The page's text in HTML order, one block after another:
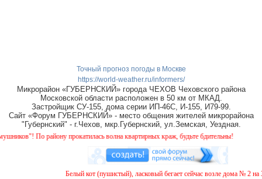
Точный прогноз погоды в Москве
https://world-weather.ru/informers/
Микрорайон «ГУБЕРНСКИЙ» города ЧЕХОВ Чеховского района
Московской области расположен в 50 км от МКАД.
Застройщик СУ-155, дома серии ИП-46С, И-155, И79-99.
Сайт «Форум ГУБЕРНСКИЙ» - место общения жителей микрорайона
"Губернский" - г.Чехов, мкр.Губернский, ул.Земская, Уездная.
прокатилась волна квартирных краж, будьте бдительны!
Белый кот (пушистый), ласковый бегает сейчас возле дома № 2 на